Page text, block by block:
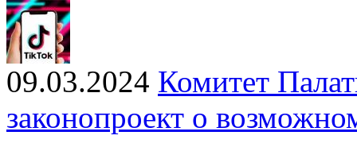
09.03.2024 Комитет
законопроект о